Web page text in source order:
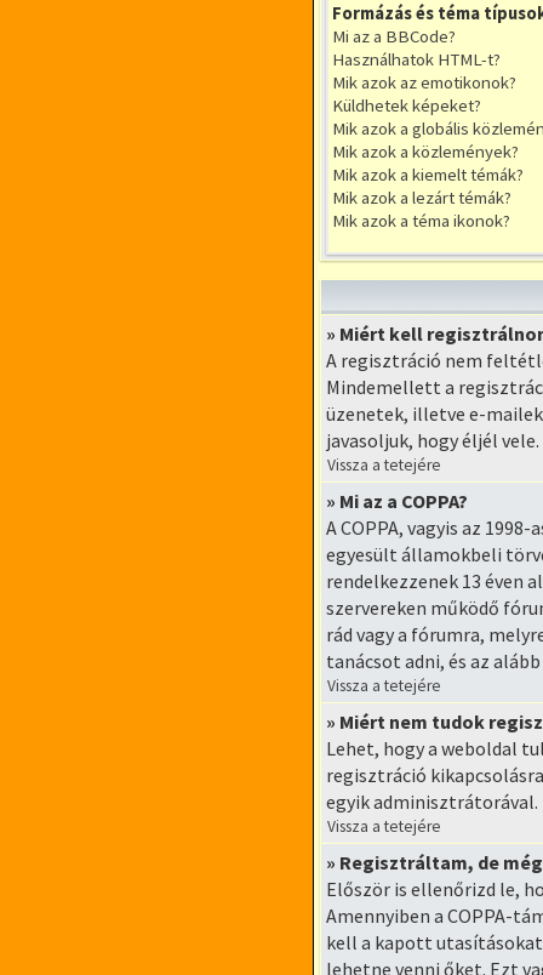
Formázás és téma
Mi az a BBCode?
Használhatok HTML-t?
Mik azok az emotikonok?
Küldhetek képeket?
Mik azok a globális
Mik azok a közlemények?
Mik azok a kiemelt témák?
Mik azok a lezárt témák?
Mik azok a téma ikonok?
» Miért kell
A regisztráció nem
Mindemellett a
üzenetek, illetve e-
javasoljuk, hogy éljél vele.
Vissza a tetejére
» Mi az a COPPA?
A COPPA, vagyis az
egyesült államokbeli
rendelkezzenek 13 éven
szervereken működő
rád vagy a fórumra,
tanácsot adni, és az
Vissza a tetejére
» Miért nem tudok
Lehet, hogy a weboldal
regisztráció
egyik adminisztrátorával.
Vissza a tetejére
» Regisztráltam, de
Először is ellenőrizd le,
Amennyiben a COPPA-
kell a kapott
lehetne venni őket. Ezt